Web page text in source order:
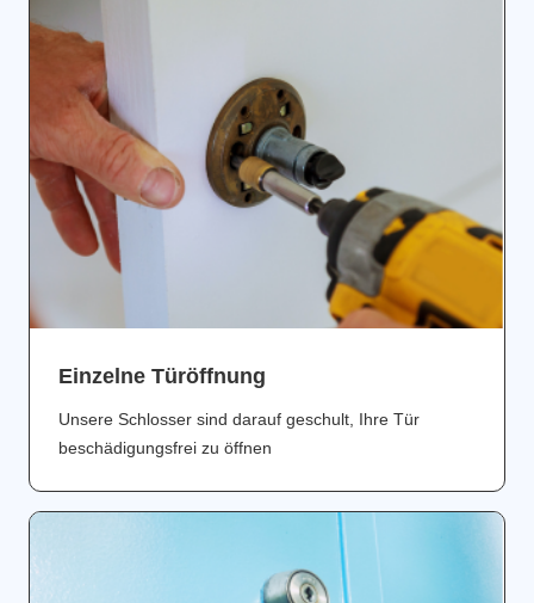
Einzelne Türöffnung
Unsere Schlosser sind darauf geschult, Ihre Tür
beschädigungsfrei zu öffnen